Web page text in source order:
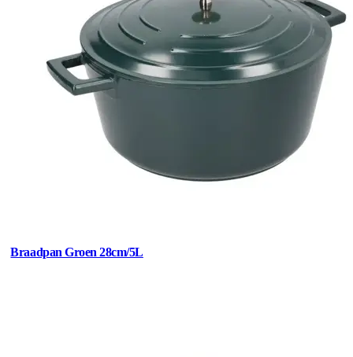
Braadpan Groen 28cm/5L